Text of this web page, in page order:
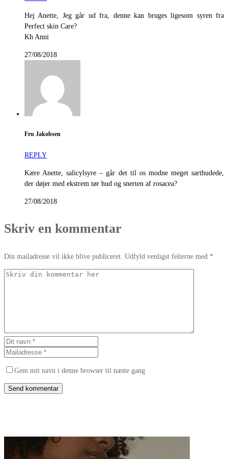
Hej Anette, Jeg går ud fra, denne kan bruges ligesom syren fra
Perfect skin Care?
Kh Anni
27/08/2018
Fru Jakobsen
REPLY
Kære Anette, salicylsyre – går det til os modne meget sarthudede,
der døjer med ekstrem tør hud og snerten af rosacea?
27/08/2018
Skriv en kommentar
Din mailadresse vil ikke blive publiceret. Udfyld venligst felterne med *
Gem mit navn i denne browser til næste gang